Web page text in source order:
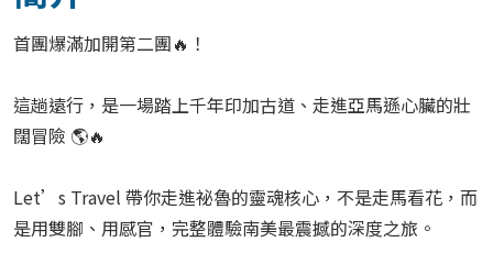
首團爆滿加開第二團🔥！
這趟遠行，是一場踏上千年印加古道、走進亞馬遜心臟的壯
闊冒險 🌎🔥
Let’s Travel 帶你走進祕魯的靈魂核心，不是走馬看花，而
是用雙腳、用感官，完整體驗南美最震撼的深度之旅。